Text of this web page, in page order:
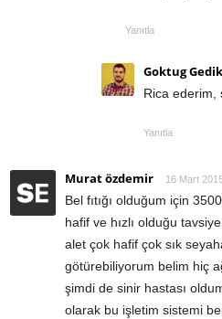
Yanıtla
Goktug Gedik
Rica ederim,
Yanıtla
Murat özdemir 16 Mart
Bel fıtığı olduğum için
hafif ve hızlı olduğu
alet çok hafif çok sık
götürebiliyorum belim hiç
şimdi de sinir hastası
olarak bu işletim sistemi